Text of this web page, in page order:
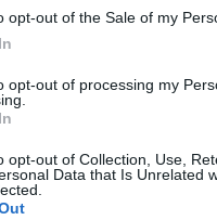
opt-out of the Sale of my
opt-out of processing my
opt-out of Collection, Use,
Data that Is Unrelated
Crevacuore (19)
Donato (6)
Gaglianico (107)
Gifflenga (6)